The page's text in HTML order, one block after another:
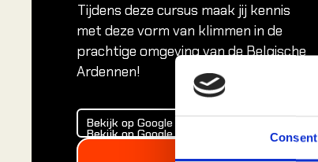
Consent
Tijdens deze cursus maak jij kennis
met deze vorm van klimmen in de
prachtige omgeving van de Belgische
Ardennen!
Bekijk op Google Maps
Bekijk op Google Maps
Bekijk op Google Maps